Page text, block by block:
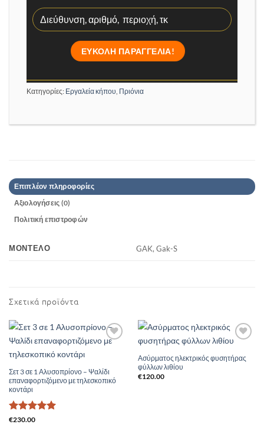
Κατηγορίες: Εργαλεία κήπου Πριόνια
Επιπλέον πληροφορίες
Αξιολογήσεις (0)
Πολιτική επιστροφών
ΜΟΝΤΈΛΟ GAK, Gak-S
Σχετικά προϊόντα
Add to
Σετ 3 σε 1 Αλυσοπρίονο – Ψαλίδι
επαναφορτιζόμενο με τηλεσκοπικό
κοντάρι
Βαθμολογήθηκε
€230.00
Wishlist
Ασύρματος ηλεκτρικός φυσητήρας
φύλλων λιθίου
€120.00